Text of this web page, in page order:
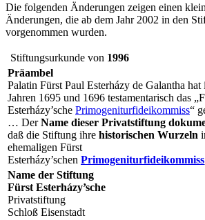
Die folgenden Änderungen zeigen einen
Änderungen, die ab dem Jahr 2002 in den
vorgenommen wurden.
Stiftungsurkunde von 1996
Präambel
Palatin Fürst Paul Esterházy de Galantha hat
Jahren 1695 und 1696 testamentarisch das
Esterházy’sche Primogeniturfideikommiss“
… DerName dieser Privatstiftung
daß die Stiftung ihre historischen Wurzeln
ehemaligen Fürst
Esterházy’schen Primogeniturfideikommiss
Name der Stiftung
Fürst Esterházy’sche
Privatstiftung
Schloß Eisenstadt